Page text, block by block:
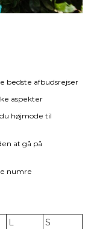
bedste afbudsrejser
aspekter
højmode til
at gå på
numre
L
S